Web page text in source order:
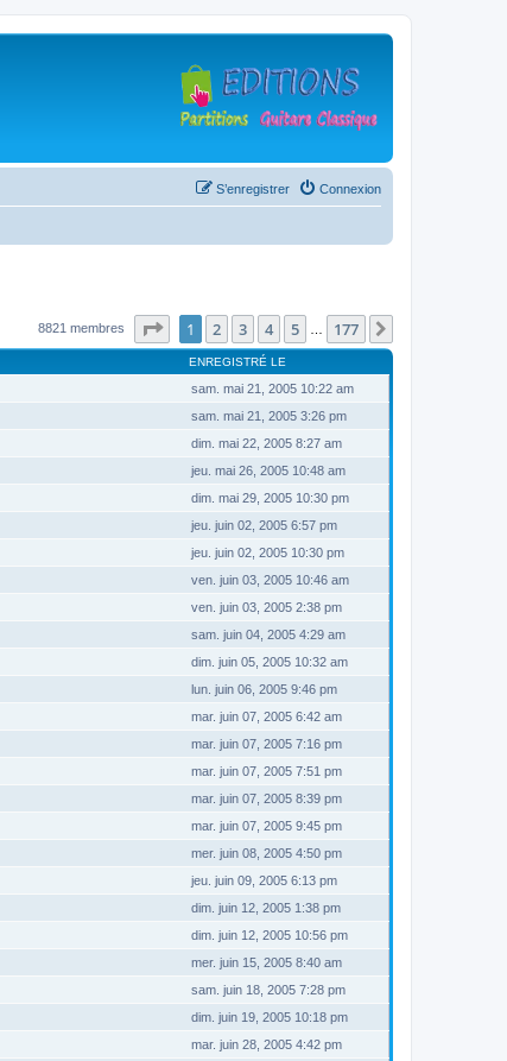
Connexion
S’enregistrer
8821 membres Page sur177
1 2 3 4 5 177
ENREGISTRÉ LE
sam. mai 21, 2005 10:22 am
sam. mai 21, 2005 3:26 pm
dim. mai 22, 2005 8:27 am
jeu. mai 26, 2005 10:48 am
dim. mai 29, 2005 10:30 pm
jeu. juin 02, 2005 6:57 pm
jeu. juin 02, 2005 10:30 pm
ven. juin 03, 2005 10:46 am
ven. juin 03, 2005 2:38 pm
sam. juin 04, 2005 4:29 am
dim. juin 05, 2005 10:32 am
lun. juin 06, 2005 9:46 pm
mar. juin 07, 2005 6:42 am
mar. juin 07, 2005 7:16 pm
mar. juin 07, 2005 7:51 pm
mar. juin 07, 2005 8:39 pm
mar. juin 07, 2005 9:45 pm
mer. juin 08, 2005 4:50 pm
jeu. juin 09, 2005 6:13 pm
dim. juin 12, 2005 1:38 pm
dim. juin 12, 2005 10:56 pm
mer. juin 15, 2005 8:40 am
sam. juin 18, 2005 7:28 pm
dim. juin 19, 2005 10:18 pm
mar. juin 28, 2005 4:42 pm